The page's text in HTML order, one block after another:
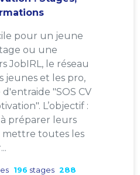
pour un jeune
ou une
JobIRL, le réseau
jeunes et les pro,
"SOS CV
L’objectif :
préparer leurs
mettre toutes les
196 stages 288